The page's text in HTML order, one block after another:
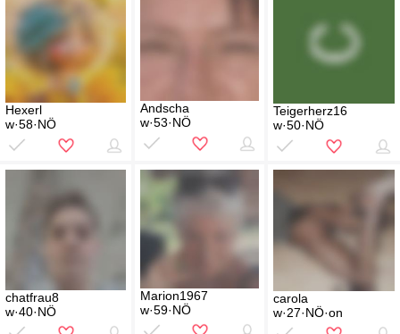
Hexerl
w·58·NÖ
Andscha
w·53·NÖ
Teigerherz16
w·50·NÖ
chatfrau8
w·40·NÖ
Marion1967
w·59·NÖ
carola
w·27·NÖ·on